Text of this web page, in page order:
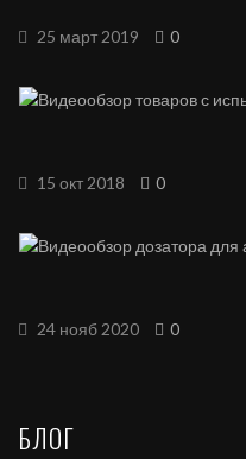
25 март 2019 0
15 окт 2018 0
24 нояб 2020 0
БЛОГ